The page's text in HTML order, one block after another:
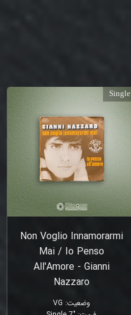
Non Voglio Innamorarmi
Mai / Io Penso
All'Amore - Gianni
Nazzaro
وضعیت:
VG
Single